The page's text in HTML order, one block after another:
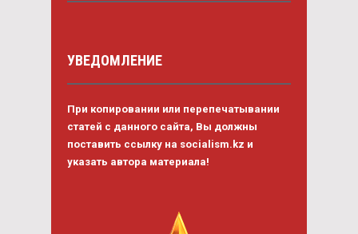
УВЕДОМЛЕНИЕ
При копировании или перепечатывании
статей с данного сайта, Вы должны
поставить ссылку на socialism.kz и
указать автора материала!